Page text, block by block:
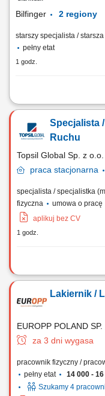
Bilfinger
starszy specjalista /
pełny etat
1 godz.
Opis stanowiska
raportowania grupowego.
raportów finansowych na
Specjalista
Ruchu
Topsil Global Sp. z o.o.
praca stacjonarna
specjalista / specjalistka
fizyczna
umowa o pracę
aplikuj bez CV
1 godz.
Zadania Zapewnianie
zgłoszenia awarii oraz
(mechanika, elektryka,
Lakiernik /
EUROPP POLAND SP.
za 3 dni wygasa
pracownik fizyczny /
pełny etat
14 000 - 16
Szukamy 4